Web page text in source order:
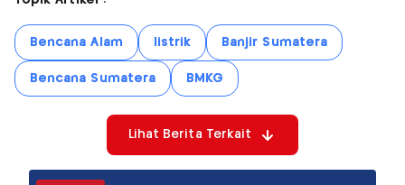
Bencana Alam listrik Banjir Sumatera
Bencana Sumatera BMKG
Lihat Berita Terkait